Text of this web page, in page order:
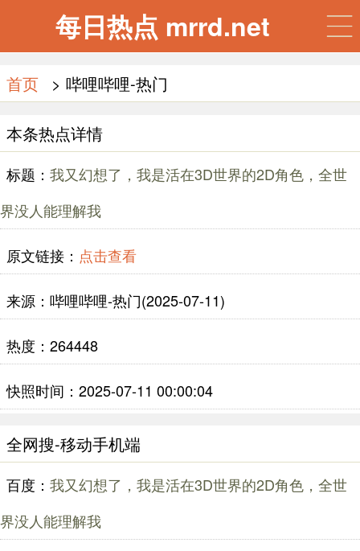
每日热点 mrrd.net
首页 > 哔哩哔哩-热门
本条热点详情
标题： 我又幻想了，我是活在3D世界的2D角色，全世
界没人能理解我
原文链接： 点击查看
来源：哔哩哔哩-热门(2025-07-11)
热度：264448
快照时间：2025-07-11 00:00:04
全网搜-移动手机端
百度： 我又幻想了，我是活在3D世界的2D角色，全世
界没人能理解我